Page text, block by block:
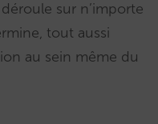
sur n’importe
tout aussi
au sein même du